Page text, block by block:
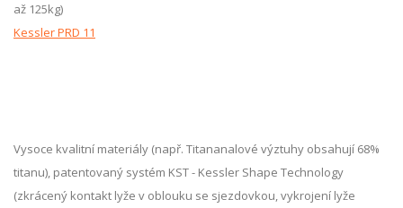
až 125kg)
Kessler PRD 11
Vysoce kvalitní materiály (např. Titananalové výztuhy obsahují 68%
titanu), patentovaný systém KST - Kessler Shape Technology
(zkrácený kontakt lyže v oblouku se sjezdovkou, vykrojení lyže